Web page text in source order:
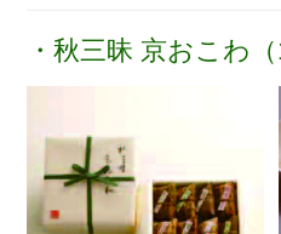
・秋三昧 京おこわ（